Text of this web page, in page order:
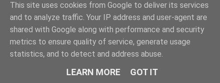
This site uses cookies from Google to deliver its services
and to analyze traffic. Your IP address and user-agent are
shared with Google along with performance and security
metrics to ensure quality of service, generate usage
statistics, and to detect and address abuse.
LEARN MORE GOT IT